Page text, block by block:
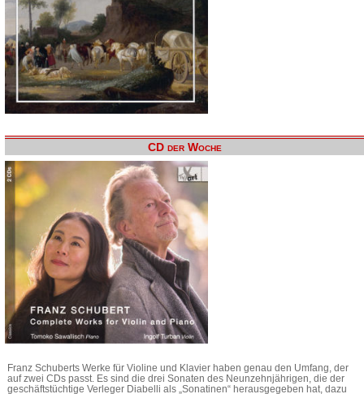
CD der Woche
Franz Schuberts Werke für Violine und Klavier haben genau den Umfang, der
auf zwei CDs passt. Es sind die drei Sonaten des Neunzehnjährigen, die der
geschäftstüchtige Verleger Diabelli als „Sonatinen“ herausgegeben hat, dazu